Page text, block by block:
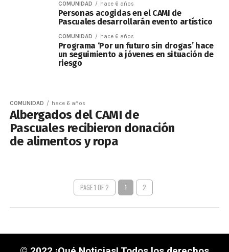
COMUNIDAD hace 6 años
Personas acogidas en el CAMI de
Pascuales desarrollarán evento artístico
COMUNIDAD hace 6 años
Programa ‘Por un futuro sin drogas’ hace
un seguimiento a jóvenes en situación de
riesgo
COMUNIDAD hace 6 años
Albergados del CAMI de
Pascuales recibieron donación
de alimentos y ropa
PAGE 1 OF 2 1 2